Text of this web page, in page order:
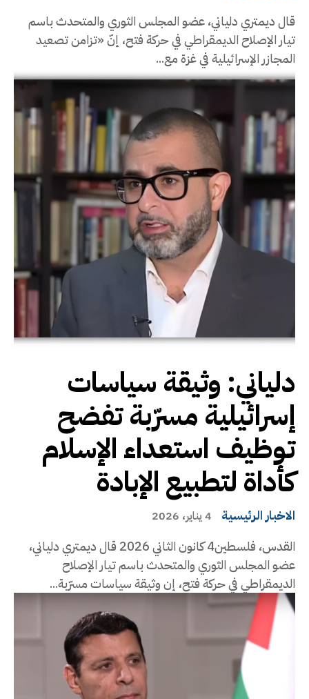
قال ديمتري دلياني، عضو المجلس الثوري والمتحدث باسم
تيار الإصلاح الديمقراطي في حركة فتح، إنّ «تزامن تصعيد
المجازر الإسرائيلية في غزة مع...
دلياني: وثيقة سياسات
إسرائيلية مسرّبة تفضح
توظيف استعداء الإسلام
كأداة لتطبيع الإبادة
الاخبار الرئيسية 4 يناير، 2026
القدس، فلسطين 4 كانون الثاني 2026 قال ديمتري دلياني،
عضو المجلس الثوري والمتحدث باسم تيار الإصلاح
الديمقراطي في حركة فتح، إن وثيقة سياسات مسرّبة...